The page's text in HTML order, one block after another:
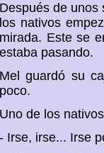
Después de unos
los nativos
mirada. Este se
estaba pasando.
Mel guardó su
poco.
Uno de los
- Irse, irse... Irse